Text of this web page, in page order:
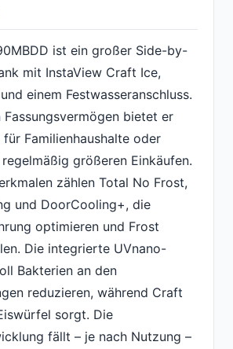
ist ein großer Side-by-
mit InstaView Craft Ice,
einem Festwasseranschluss.
bietet er
Familienhaushalte oder
größeren Einkäufen.
zählen Total No Frost,
und DoorCooling+, die
optimieren und Frost
Die integrierte UVnano-
Bakterien an den
reduzieren, während Craft
sorgt. Die
fällt – je nach Nutzung –